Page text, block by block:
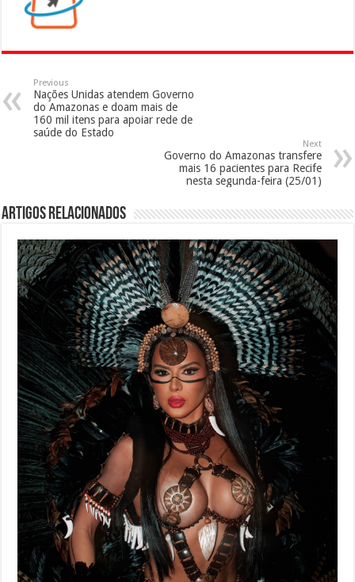
Previous
Nações Unidas atendem Governo
do Amazonas e doam mais de
160 mil itens para apoiar rede de
saúde do Estado
Next
Governo do Amazonas transfere
mais 16 pacientes para Recife
nesta segunda-feira (25/01)
Artigos Relacionados